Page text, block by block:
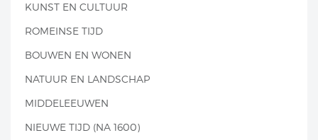
KUNST EN CULTUUR
ROMEINSE TIJD
BOUWEN EN WONEN
NATUUR EN LANDSCHAP
MIDDELEEUWEN
NIEUWE TIJD (NA 1600)